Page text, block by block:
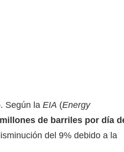
Según la EIA (Energy
de barriles por día
del 9% debido a la